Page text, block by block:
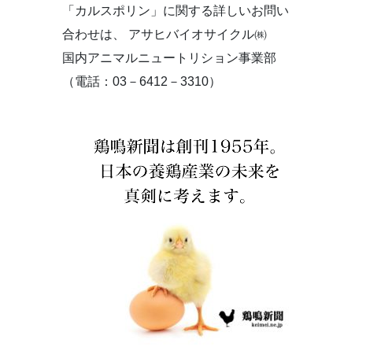
「カルスポリン」に関する詳しいお問い
合わせは、 アサヒバイオサイクル㈱
国内アニマルニュートリション事業部
（電話：03－6412－3310）